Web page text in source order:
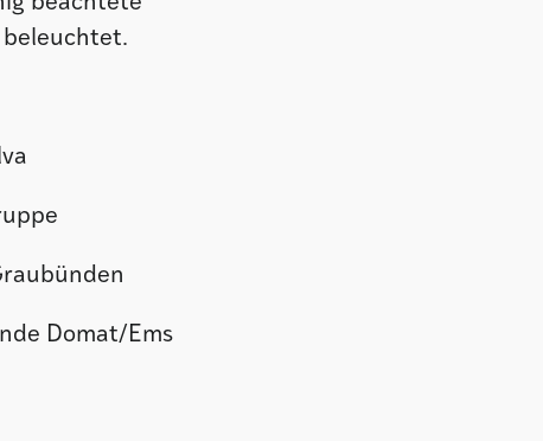
beleuchtet.
Domat/Ems